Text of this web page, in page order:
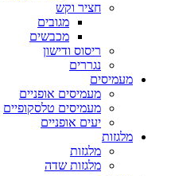
חציר וקש
מגובים
מכבשים
ריסוס ודישון
נגררים
מעמיסים
מעמיסים אופניים
מעמיסים טלסקופיים
יעים אופניים
מלגזות
מלגזות
מלגזות שדה